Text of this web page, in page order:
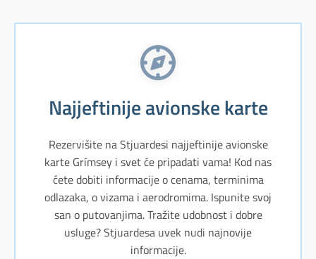
Najjeftinije avionske karte
Rezervišite na Stjuardesi najjeftinije avionske
karte Grímsey i svet će pripadati vama! Kod nas
ćete dobiti informacije o cenama, terminima
odlazaka, o vizama i aerodromima. Ispunite svoj
san o putovanjima. Tražite udobnost i dobre
usluge? Stjuardesa uvek nudi najnovije
informacije.